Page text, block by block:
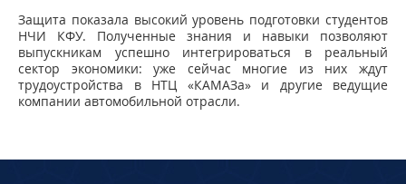
Защита показала высокий уровень подготовки студентов
НЧИ КФУ. Полученные знания и навыки позволяют
выпускникам успешно интегрироваться в реальный
сектор экономики: уже сейчас многие из них ждут
трудоустройства в НТЦ «КАМАЗа» и другие ведущие
компании автомобильной отрасли.